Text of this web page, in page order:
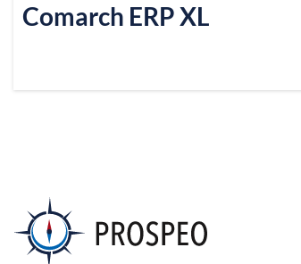
Comarch ERP XL